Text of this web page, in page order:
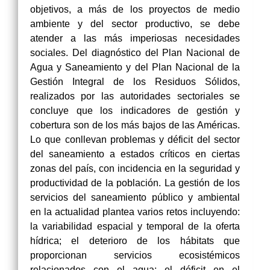
objetivos, a más de los proyectos de medio
ambiente y del sector productivo, se debe
atender a las más imperiosas necesidades
sociales. Del diagnóstico del Plan Nacional de
Agua y Saneamiento y del Plan Nacional de la
Gestión Integral de los Residuos Sólidos,
realizados por las autoridades sectoriales se
concluye que los indicadores de gestión y
cobertura son de los más bajos de las Américas.
Lo que conllevan problemas y déficit del sector
del saneamiento a estados críticos en ciertas
zonas del país, con incidencia en la seguridad y
productividad de la población. La gestión de los
servicios del saneamiento público y ambiental
en la actualidad plantea varios retos incluyendo:
la variabilidad espacial y temporal de la oferta
hídrica; el deterioro de los hábitats que
proporcionan servicios ecosistémicos